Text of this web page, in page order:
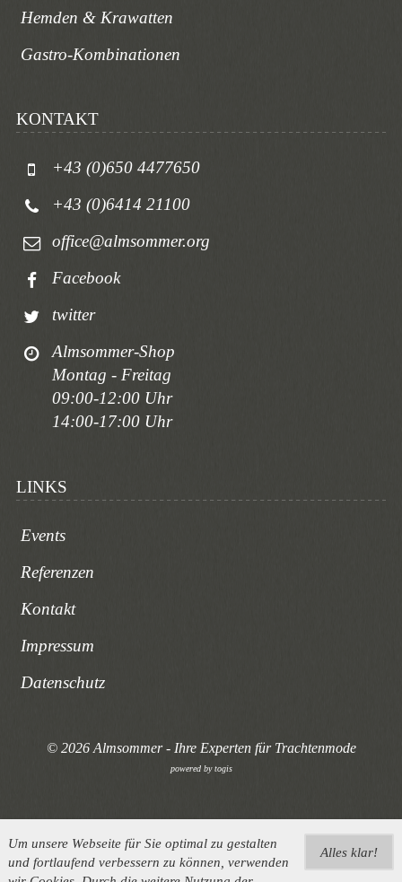
Hemden & Krawatten
Gastro-Kombinationen
KONTAKT
+43 (0)650 4477650
+43 (0)6414 21100
office@almsommer.org
Facebook
twitter
Almsommer-Shop
Montag - Freitag
09:00-12:00 Uhr
14:00-17:00 Uhr
LINKS
Events
Referenzen
Kontakt
Impressum
Datenschutz
© 2026 Almsommer - Ihre Experten für Trachtenmode
powered bytogis
Alles klar!
Um unsere Webseite für Sie optimal zu gestalten
und fortlaufend verbessern zu können, verwenden